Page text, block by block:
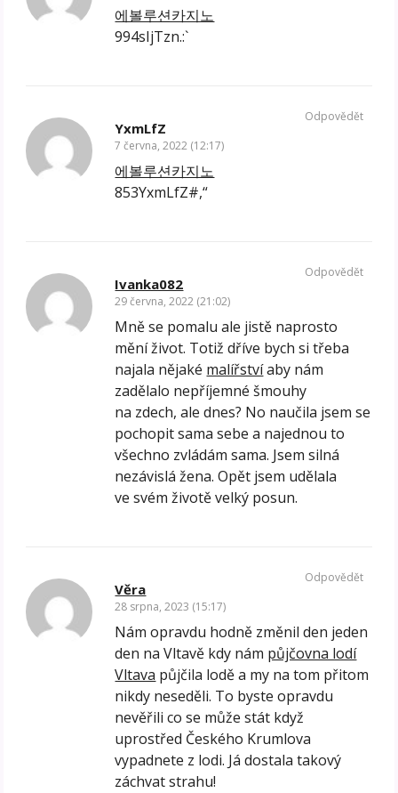
에볼루션카지노
994sIjTzn.:`
YxmLfZ
7 června, 2022 (12:17)
에볼루션카지노
853YxmLfZ#,“
Odpovědět
Ivanka082
29 června, 2022 (21:02)
Mně se pomalu ale jistě naprosto
mění život. Totiž dříve bych si třeba
najala nějaké malířstvíaby nám
zadělalo nepříjemné šmouhy
na zdech, ale dnes? No naučila jsem se
pochopit sama sebe a najednou to
všechno zvládám sama. Jsem silná
nezávislá žena. Opět jsem udělala
ve svém životě velký posun.
Odpovědět
Věra
28 srpna, 2023 (15:17)
Nám opravdu hodně změnil den jeden
den na Vltavě kdy nám půjčovna lodí
Vltava půjčila lodě a my na tom přitom
nikdy neseděli. To byste opravdu
nevěřili co se může stát když
uprostřed Českého Krumlova
vypadnete z lodi. Já dostala takový
záchvat strahu!
Odpovědět